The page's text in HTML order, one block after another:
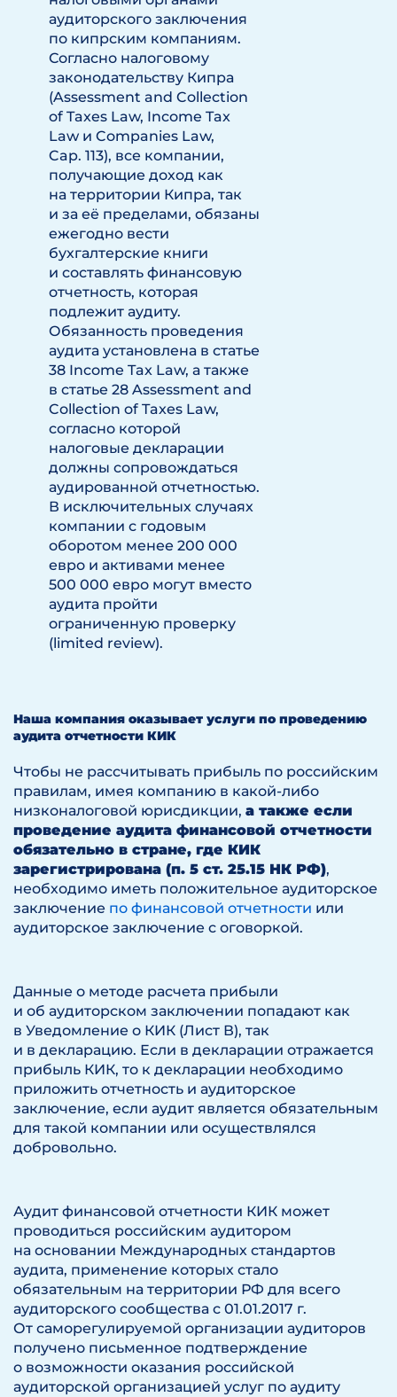
аудиторского заключения
по кипрским компаниям.
Согласно налоговому
законодательству Кипра
(Assessment and Collection
of Taxes Law, Income Tax
Law и Companies Law,
Cap. 113), все компании,
получающие доход как
на территории Кипра, так
и за её пределами, обязаны
ежегодно вести
бухгалтерские книги
и составлять финансовую
отчетность, которая
подлежит аудиту.
Обязанность проведения
аудита установлена в статье
38 Income Tax Law, а также
в статье 28 Assessment and
Collection of Taxes Law,
согласно которой
налоговые декларации
должны сопровождаться
аудированной отчетностью.
В исключительных случаях
компании с годовым
оборотом менее 200 000
евро и активами менее
500 000 евро могут вместо
аудита пройти
ограниченную проверку
(limited review).
Наша компания оказывает услуги по проведению
аудита отчетности КИК
Чтобы не рассчитывать прибыль по российским
правилам, имея компанию в какой-либо
низконалоговой юрисдикции, а также если
проведение аудита финансовой отчетности
обязательно в стране, где КИК
зарегистрирована (п. 5 ст. 25.15 НК РФ),
необходимо иметь положительное аудиторское
заключение по финансовой отчетности или
аудиторское заключение с оговоркой.
Данные о методе расчета прибыли
и об аудиторском заключении попадают как
в Уведомление о КИК (Лист В), так
и в декларацию. Если в декларации отражается
прибыль КИК, то к декларации необходимо
приложить отчетность и аудиторское
заключение, если аудит является обязательным
для такой компании или осуществлялся
добровольно.
Аудит финансовой отчетности КИК может
проводиться российским аудитором
на основании Международных стандартов
аудита, применение которых стало
обязательным на территории РФ для всего
аудиторского сообщества с 01.01.2017 г.
От саморегулируемой организации аудиторов
получено письменное подтверждение
о возможности оказания российской
аудиторской организацией услуг по аудиту